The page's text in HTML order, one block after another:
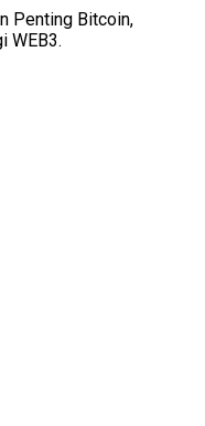
Penting Bitcoin,
WEB3.